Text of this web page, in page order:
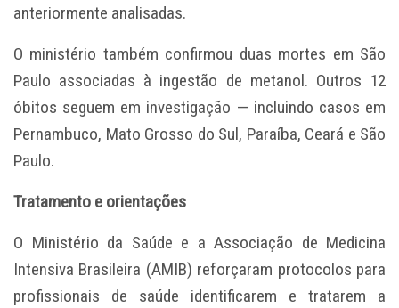
anteriormente analisadas.
O ministério também confirmou duas mortes em São
Paulo associadas à ingestão de metanol. Outros 12
óbitos seguem em investigação — incluindo casos em
Pernambuco, Mato Grosso do Sul, Paraíba, Ceará e São
Paulo.
Tratamento e orientações
O Ministério da Saúde e a Associação de Medicina
Intensiva Brasileira (AMIB) reforçaram protocolos para
profissionais de saúde identificarem e tratarem a